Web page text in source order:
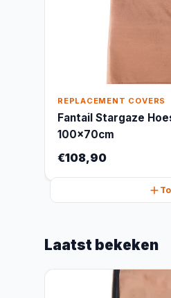
REPLACEMENT COVERS
Fantail Stargaze
100x70cm
€108,90
Laatst bekeken